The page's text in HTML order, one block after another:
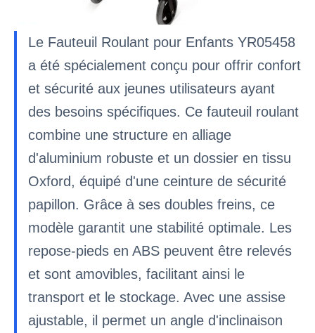
Le Fauteuil Roulant pour Enfants YR05458
a été spécialement conçu pour offrir confort
et sécurité aux jeunes utilisateurs ayant
des besoins spécifiques. Ce fauteuil roulant
combine une structure en alliage
d'aluminium robuste et un dossier en tissu
Oxford, équipé d'une ceinture de sécurité
papillon. Grâce à ses doubles freins, ce
modèle garantit une stabilité optimale. Les
repose-pieds en ABS peuvent être relevés
et sont amovibles, facilitant ainsi le
transport et le stockage. Avec une assise
ajustable, il permet un angle d'inclinaison